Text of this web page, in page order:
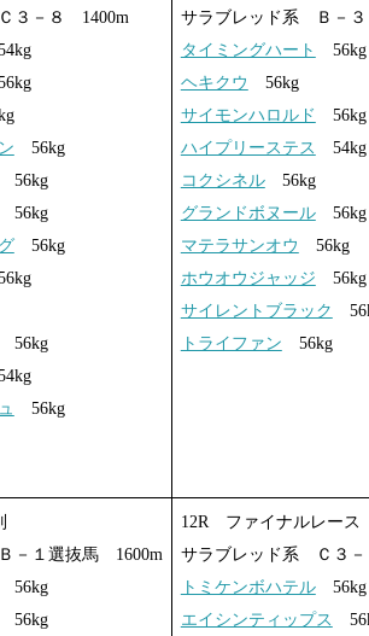
３－８ 1400m
56kg
56kg
56kg
56kg
56kg
56kg
サラブレッド系 Ｂ－
タイミングハート
56kg
ヘキクウ
56kg
サイモンハロルド
56kg
ハイプリーステス
54kg
コクシネル56kg
グランドボヌール56kg
マテラサンオウ
56kg
ホウオウジャッジ 56kg
サイレントブラック
トライファン 56kg
－１選抜馬 1600m
56kg
56kg
12R ファイナルレース
サラブレッド系 Ｃ３
トミケンボハテル56kg
エイシンティップス